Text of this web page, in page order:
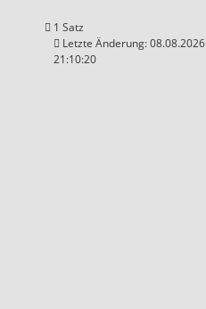
1 Satz
Letzte Änderung: 08.08.2026
21:10:20